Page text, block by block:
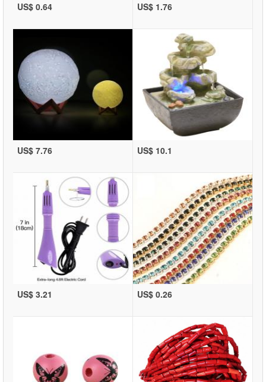
US$ 0.64 US$ 1.76
US$ 7.76 US$ 10.1
US$ 3.21 US$ 0.26